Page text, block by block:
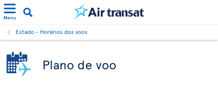
Menu
Estado - Horários dos voos
Plano de voo